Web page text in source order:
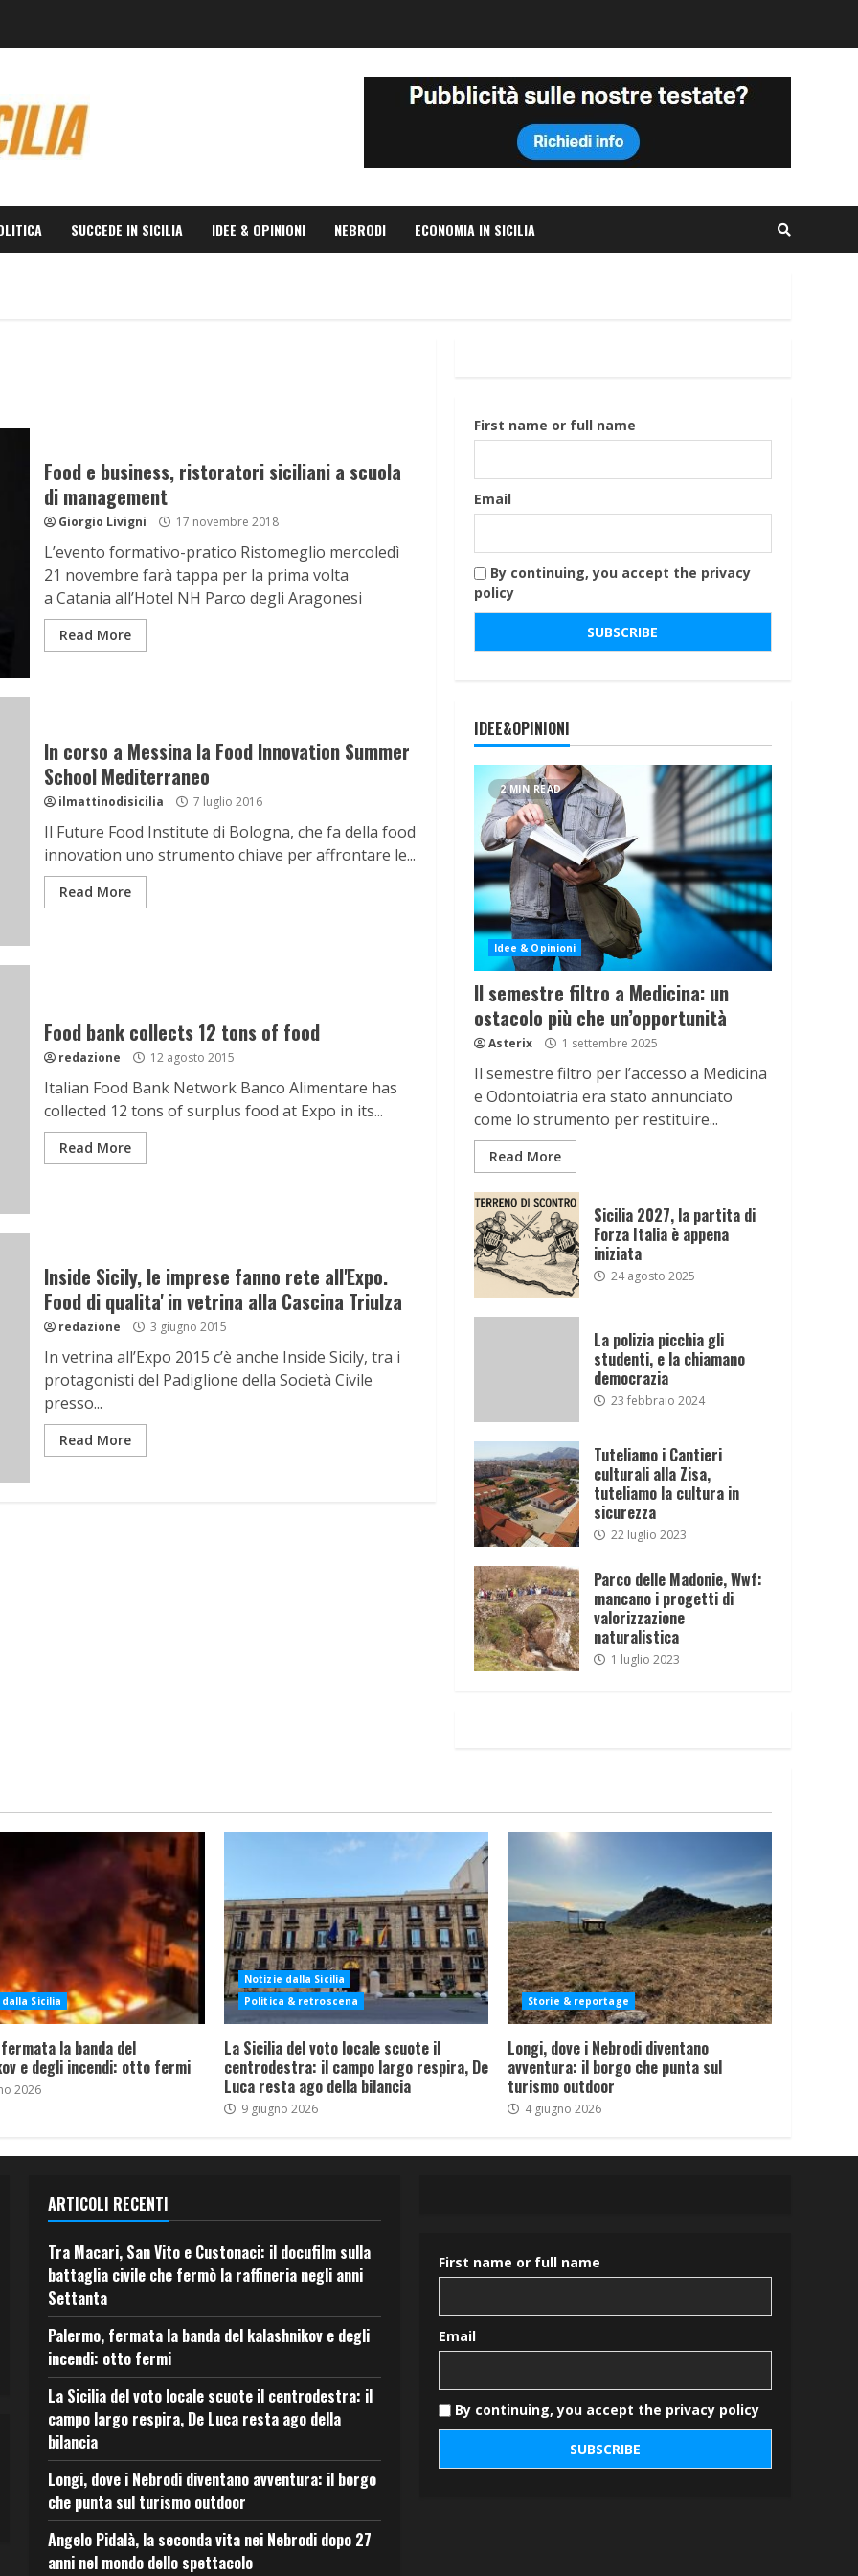
SUCCEDE IN SICILIA IDEE & OPINIONI NEBRODI ECONOMIA IN SICILIA
Food e business, ristoratori siciliani a scuola
di management
Giorgio Livigni 17 novembre 2018
L’evento formativo-pratico Ristomeglio mercoledì
21 novembre farà tappa per la prima volta
a Catania all’Hotel NH Parco degli Aragonesi
Read More
In corso a Messina la Food Innovation Summer
School Mediterraneo
ilmattinodisicilia 7 luglio 2016
Il Future Food Institute di Bologna, che fa della food
innovation uno strumento chiave per affrontare le...
Read More
Food bank collects 12 tons of food
redazione 12 agosto 2015
Italian Food Bank Network Banco Alimentare has
collected 12 tons of surplus food at Expo in its...
Read More
Inside Sicily, le imprese fanno rete all'Expo.
Food di qualita' in vetrina alla Cascina Triulza
redazione 3 giugno 2015
In vetrina all’Expo 2015 c’è anche Inside Sicily, tra i
protagonisti del Padiglione della Società Civile
presso...
Read More
First name or full name
Email
By continuing, you accept the privacy
policy
IDEE&OPINIONI
2 MIN READ
Idee & Opinioni
Il semestre filtro a Medicina: un
ostacolo più che un’opportunità
Asterix 1 settembre 2025
Il semestre filtro per l’accesso a Medicina
e Odontoiatria era stato annunciato
come lo strumento per restituire...
Read More
Sicilia 2027, la partita di
Forza Italia è appena
iniziata
24 agosto 2025
La polizia picchia gli
studenti, e la chiamano
democrazia
23 febbraio 2024
Tuteliamo i Cantieri
culturali alla Zisa,
tuteliamo la cultura in
sicurezza
22 luglio 2023
Parco delle Madonie, Wwf:
mancano i progetti di
valorizzazione
naturalistica
1 luglio 2023
Sicilia
la banda del
e degli incendi: otto fermi
2026
Notizie dalla Sicilia
Politica & retroscena
La Sicilia del voto locale scuote il
centrodestra: il campo largo respira, De
Luca resta ago della bilancia
9 giugno 2026
Storie & reportage
Longi, dove i Nebrodi diventano
avventura: il borgo che punta sul
turismo outdoor
4 giugno 2026
ARTICOLI RECENTI
Tra Macari, San Vito e Custonaci: il docufilm sulla
battaglia civile che fermò la raffineria negli anni
Settanta
Palermo, fermata la banda del kalashnikov e degli
incendi: otto fermi
La Sicilia del voto locale scuote il centrodestra: il
campo largo respira, De Luca resta ago della
bilancia
Longi, dove i Nebrodi diventano avventura: il borgo
che punta sul turismo outdoor
Angelo Pidalà, la seconda vita nei Nebrodi dopo 27
anni nel mondo dello spettacolo
First name or full name
Email
By continuing, you accept the privacy policy